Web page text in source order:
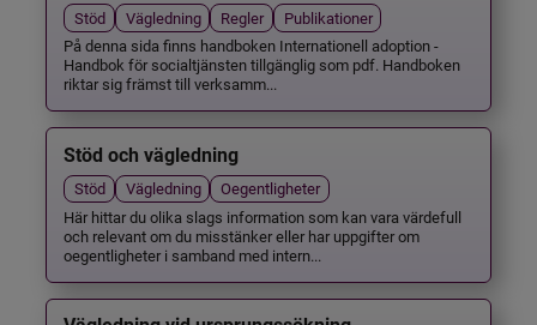
Stöd Vägledning Regler
Publikationer
På denna sida finns handboken Internationell adoption -
Handbok för socialtjänsten tillgänglig som pdf. Handboken
riktar sig främst till verksamm...
Stöd och vägledning
Stöd Vägledning
Oegentligheter
Här hittar du olika slags information som kan vara värdefull
och relevant om du misstänker eller har uppgifter om
oegentligheter i samband med intern...